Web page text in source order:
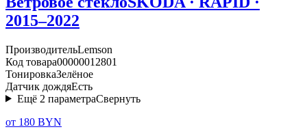
2015–2022
ПроизводительLemson
Код товара00000012801
ТонировкаЗелёное
Датчик дождяЕсть
Ещё 2 параметраСвернуть
от 180 BYN